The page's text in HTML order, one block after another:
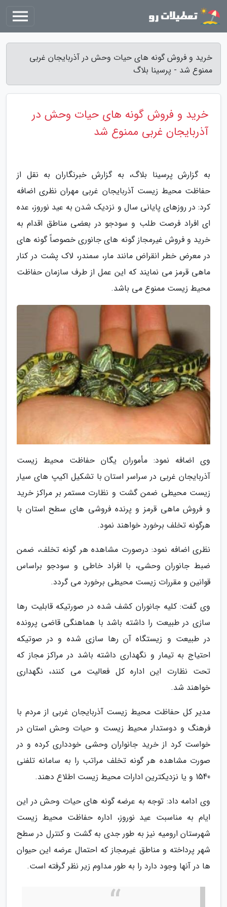
خرید و فروش گونه های حیات وحش در آذربایجان غربی
ممنوع شد - پرسینا بلاگ
خرید و فروش گونه های حیات وحش در
آذربایجان غربی ممنوع شد
به گزارش پرسینا بلاگ، به گزارش خبرنگاران به نقل از
حفاظت محیط زیست آذربایجان غربی مهران نظری اضافه
کرد: در روزهای پایانی سال و نزدیک شدن به عید نوروز، عده
ای افراد فرصت طلب و سودجو در بعضی مناطق اقدام به
خرید و فروش غیرمجاز گونه های جانوری خصوصاً گونه های
در معرض خطر انقراض مانند مار، سمندر، لاک پشت در کنار
ماهی قرمز می نمایند که این عمل از طرف سازمان حفاظت
محیط زیست ممنوع می باشد.
وی اضافه نمود: مأموران یگان حفاظت محیط زیست
آذربایجان غربی در سراسر استان با تشکیل اکیپ های سیار
زیست محیطی ضمن گشت و نظارت مستمر بر مراکز خرید
و فروش ماهی قرمز و پرنده فروشی های سطح استان با
هرگونه تخلف برخورد خواهند نمود.
نظری اضافه نمود: درصورت مشاهده هر گونه تخلف، ضمن
ضبط جانوران وحشی، با افراد خاطی و سودجو براساس
قوانین و مقررات زیست محیطی برخورد می گردد.
وی گفت: کلیه جانوران کشف شده در صورتیکه قابلیت رها
سازی در طبیعت را داشته باشد با هماهنگی قاضی پرونده
در طبیعت و زیستگاه آن رها سازی شده و در صوتیکه
احتیاج به تیمار و نگهداری داشته باشد در مراکز مجاز که
تحت نظارت این اداره کل فعالیت می کنند، نگهداری
خواهند شد.
مدیر کل حفاظت محیط زیست آذربایجان غربی از مردم با
فرهنگ و دوستدار محیط زیست و حیات وحش استان در
خواست کرد از خرید جانواران وحشی خودداری کرده و در
صورت مشاهده هر گونه تخلف مراتب را به سامانه تلفنی
1540 و یا نزدیکترین ادارات محیط زیست اطلاع دهند.
وی ادامه داد: توجه به عرضه گونه های حیات وحش در این
ایام به مناسبت عید نوروز، اداره حفاظت محیط زیست
شهرستان ارومیه نیز به طور جدی به گشت و کنترل در سطح
شهر پرداخته و مناطق غیرمجاز که احتمال عرضه این حیوان
ها در آنها وجود دارد را به طور مداوم زیر نظر گرفته است.